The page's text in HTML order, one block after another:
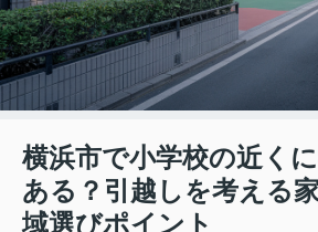
横浜市で小学校の近く
ある？引越しを考える
域選びポイント